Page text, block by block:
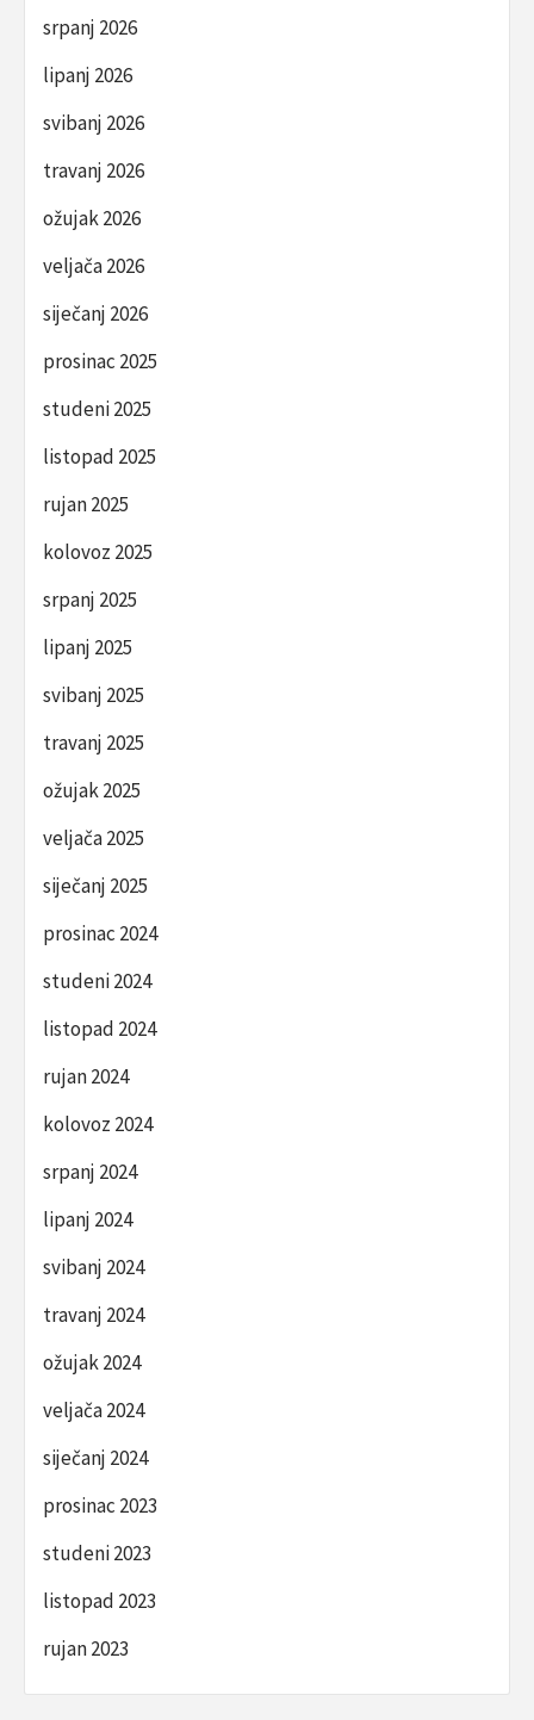
srpanj 2026
lipanj 2026
svibanj 2026
travanj 2026
ožujak 2026
veljača 2026
siječanj 2026
prosinac 2025
studeni 2025
listopad 2025
rujan 2025
kolovoz 2025
srpanj 2025
lipanj 2025
svibanj 2025
travanj 2025
ožujak 2025
veljača 2025
siječanj 2025
prosinac 2024
studeni 2024
listopad 2024
rujan 2024
kolovoz 2024
srpanj 2024
lipanj 2024
svibanj 2024
travanj 2024
ožujak 2024
veljača 2024
siječanj 2024
prosinac 2023
studeni 2023
listopad 2023
rujan 2023